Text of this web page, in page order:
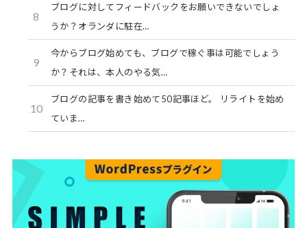
8
ブログに対してフィードバックをお願いできないでしょ
うか？オランダに駐在…
9
今からブログ始めても、ブログで稼ぐ事は可能でしょう
か？それは、本人のやる気…
10
ブログの記事を書き始めて50記事ほど。 リライトを始め
ていま…